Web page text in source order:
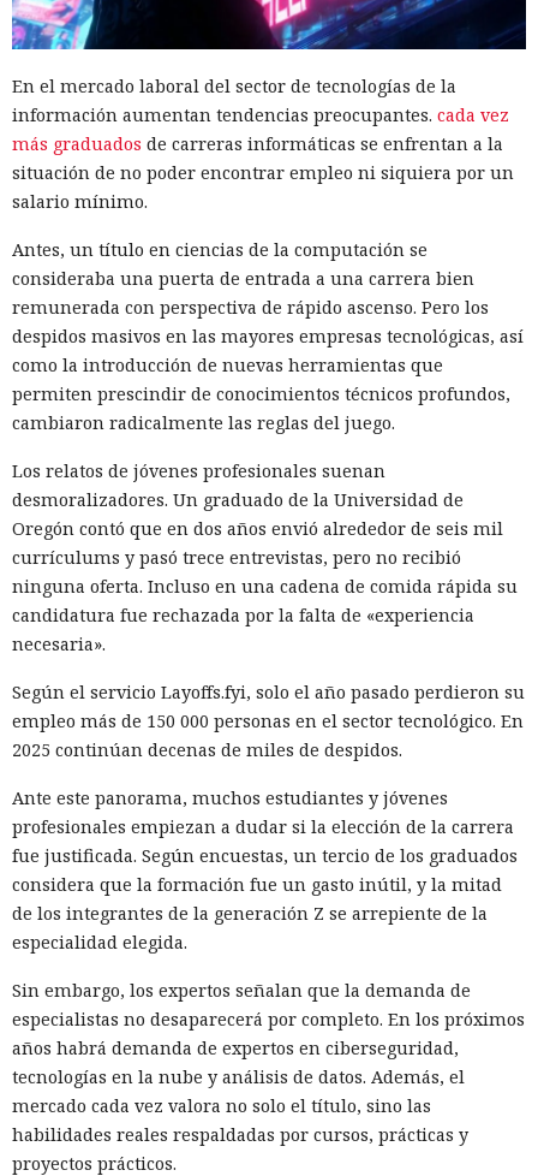
En el mercado laboral del sector de tecnologías de la
información aumentan tendencias preocupantes. cada vez
más graduados de carreras informáticas se enfrentan a la
situación de no poder encontrar empleo ni siquiera por un
salario mínimo.
Antes, un título en ciencias de la computación se
consideraba una puerta de entrada a una carrera bien
remunerada con perspectiva de rápido ascenso. Pero los
despidos masivos en las mayores empresas tecnológicas, así
como la introducción de nuevas herramientas que
permiten prescindir de conocimientos técnicos profundos,
cambiaron radicalmente las reglas del juego.
Los relatos de jóvenes profesionales suenan
desmoralizadores. Un graduado de la Universidad de
Oregón contó que en dos años envió alrededor de seis mil
currículums y pasó trece entrevistas, pero no recibió
ninguna oferta. Incluso en una cadena de comida rápida su
candidatura fue rechazada por la falta de «experiencia
necesaria».
Según el servicio Layoffs.fyi, solo el año pasado perdieron su
empleo más de 150 000 personas en el sector tecnológico. En
2025 continúan decenas de miles de despidos.
Ante este panorama, muchos estudiantes y jóvenes
profesionales empiezan a dudar si la elección de la carrera
fue justificada. Según encuestas, un tercio de los graduados
considera que la formación fue un gasto inútil, y la mitad
de los integrantes de la generación Z se arrepiente de la
especialidad elegida.
Sin embargo, los expertos señalan que la demanda de
especialistas no desaparecerá por completo. En los próximos
años habrá demanda de expertos en ciberseguridad,
tecnologías en la nube y análisis de datos. Además, el
mercado cada vez valora no solo el título, sino las
habilidades reales respaldadas por cursos, prácticas y
proyectos prácticos.